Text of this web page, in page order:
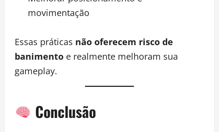
movimentação
Essas práticas não oferecem risco de
banimento e realmente melhoram sua
gameplay.
Conclusão